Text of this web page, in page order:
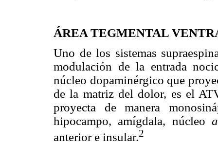
ÁREA TEGMENTAL
Uno de los sistemas
modulación de la entrada
núcleo dopaminérgico que
de la matriz del dolor, es el
proyecta de manera
hipocampo, amígdala, núcleo
anterior e insular.2